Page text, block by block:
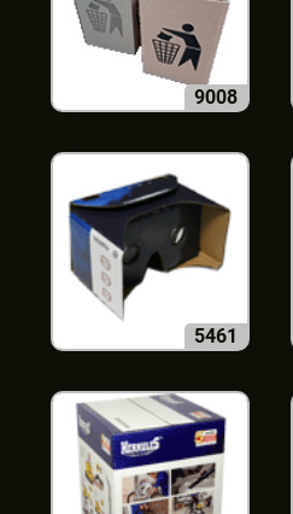
9008
5461